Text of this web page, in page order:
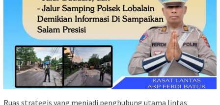
Ruas strategis yang menjadi penghubung utama lintas